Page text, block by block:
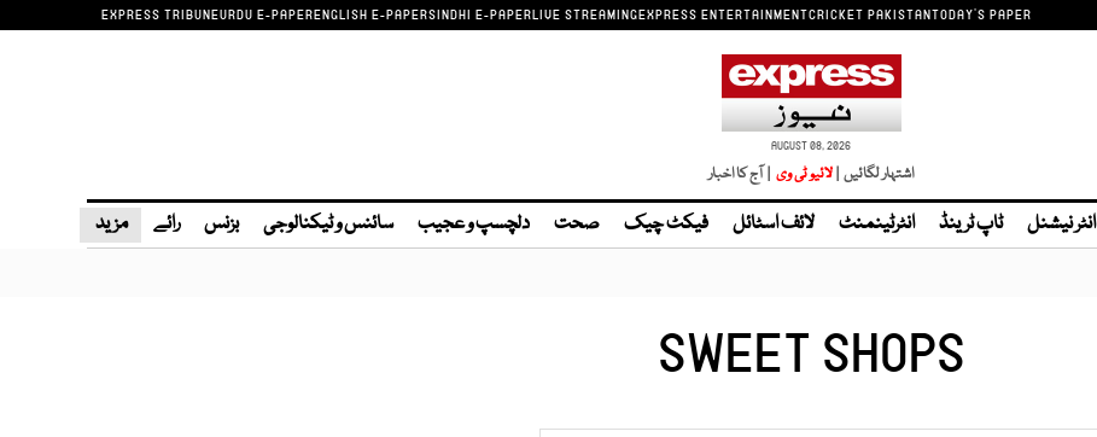
EXPRESS TRIBUNEURDU E-PAPERENGLISH E-PAPERSINDHI E-PAPERLIVE STREAMINGEXPRESS ENTERTAINMENTCRICKET PAKISTANTODAY'S PAPER
AUGUST 08, 2026
اشتہار لگائیں | | آج کا اخبار
انٹر نیشنل ٹاپ ٹرینڈ انٹرٹینمنٹ لائف اسٹائل فیکٹ چیک صحت دلچسپ و عجیب سائنس و ٹیکنالوجی بزنس رائے مزید
SWEET SHOPS